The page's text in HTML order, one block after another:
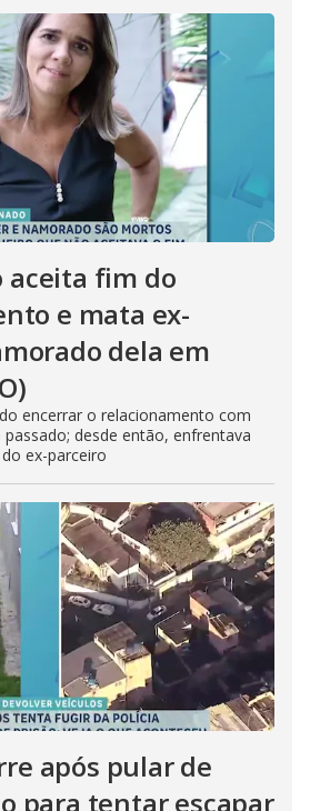
aceita fim do
e mata ex-
dela em
encerrar o relacionamento com
desde então, enfrentava
ex-parceiro
após pular de
para tentar escapar